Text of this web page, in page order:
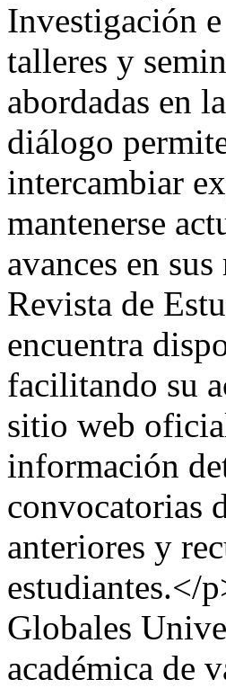
Investigación
talleres y
abordadas en
diálogo
intercambiar
mantenerse
avances en
Revista de
encuentra
facilitando su
sitio web
información
convocatorias
anteriores y
estudiantes.</
Globales
académica de